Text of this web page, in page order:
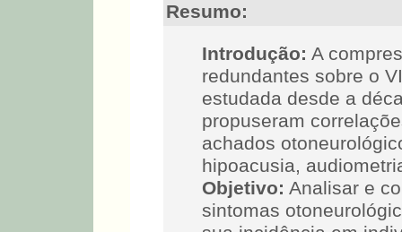
Resumo:
Introdução: A
redundantes sobre o
estudada desde a
propuseram
achados
hipoacusia,
Objetivo: Analisar e
sintomas